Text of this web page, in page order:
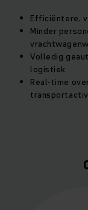
Efficiëntere,
Minder
Volledig
logistiek
Real-time